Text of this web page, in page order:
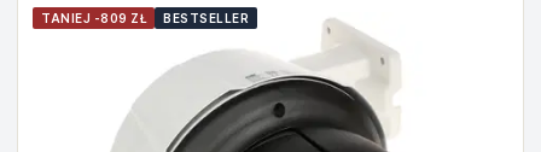
TANIEJ -809 ZŁ BESTSELLER